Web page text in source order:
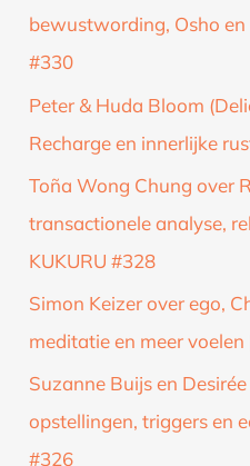
bewustwording, Osho en
#330
Peter & Huda Bloom
Recharge en innerlijke
Toña Wong Chung over
transactionele analyse,
KUKURU #328
Simon Keizer over ego,
meditatie en meer voelen
Suzanne Buijs en
opstellingen, triggers en
#326